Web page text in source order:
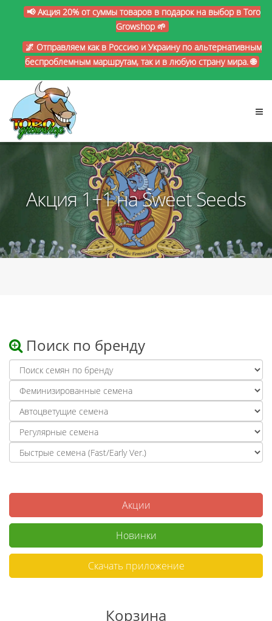
📢 Акция 20% от суммы товаров в подарок на выбор в Toro
Growshop 🌱
🌌 Отправляем как в Россию и Украину по альтернативным
беспроблемным маршрутам, так и в любую страну мира. 🌐
Акция 1+1 на Sweet Seeds
Поиск по бренду
Акции
Новинки
Скачать приложение
Корзина